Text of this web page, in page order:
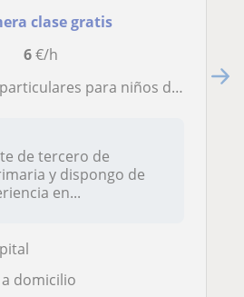
clase gratis
6€/h
para niños de entre 6 y 12 años
de tercero de
y dispongo de
en...
a domicilio